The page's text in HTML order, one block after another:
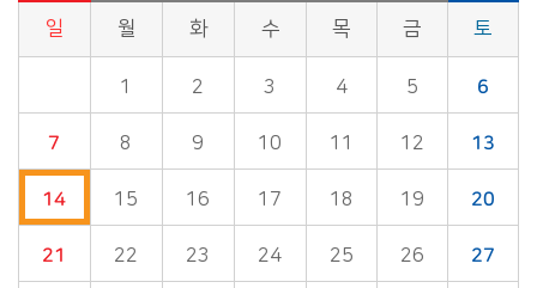
시정소식>시정 캘린더 게시판의 (2022년 08월) 달력형태로 일정명, 일정내용을 제공합니다.
일 월 화 수 목 금 토
1 2 3 4 5 6
7 8 9 10 11 12 13
14 15 16 17 18 19 20
21 22 23 24 25 26 27